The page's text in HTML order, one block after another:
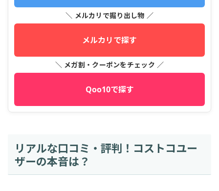
＼ メルカリで掘り出し物 ／
メルカリで探す
＼ メガ割・クーポンをチェック ／
Qoo10で探す
リアルな口コミ・評判！コストコユー
ザーの本音は？